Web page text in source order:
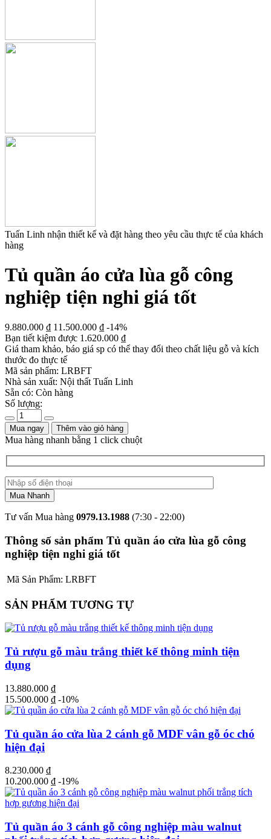
Tuấn Linh nhận thiết kế và đặt hàng theo yêu cầu thực tế của khách
hàng
Tủ quần áo cửa lùa gỗ công
nghiệp tiện nghi giá tốt
9.880.000 ₫ 11.500.000 ₫ -14%
Bạn tiết kiệm được 1.620.000 ₫
Giá tham khảo, báo giá sp có thể thay đổi theo chất liệu gỗ và kích
thước đo thực tế
Mã sản phẩm: LRBFT
Nhà sản xuất: Nội thất Tuấn Linh
Sẵn có: Còn hàng
Số lượng:
Mua ngay Thêm vào giỏ hàng
Mua hàng nhanh bằng 1 click chuột
Tư vấn Mua hàng 0979.13.1988 (7:30 - 22:00)
Thông số sản phẩm Tủ quần áo cửa lùa gỗ công
nghiệp tiện nghi giá tốt
Mã Sản Phẩm: LRBFT
SẢN PHẨM TƯƠNG TỰ
Tủ rượu gỗ màu trắng thiết kế thông minh tiện
dụng
13.880.000 ₫
15.500.000 ₫ -10%
Tủ quần áo cửa lùa 2 cánh gỗ MDF vân gỗ óc chó
hiện đại
8.230.000 ₫
10.200.000 ₫ -19%
Tủ quần áo 3 cánh gỗ công nghiệp màu walnut